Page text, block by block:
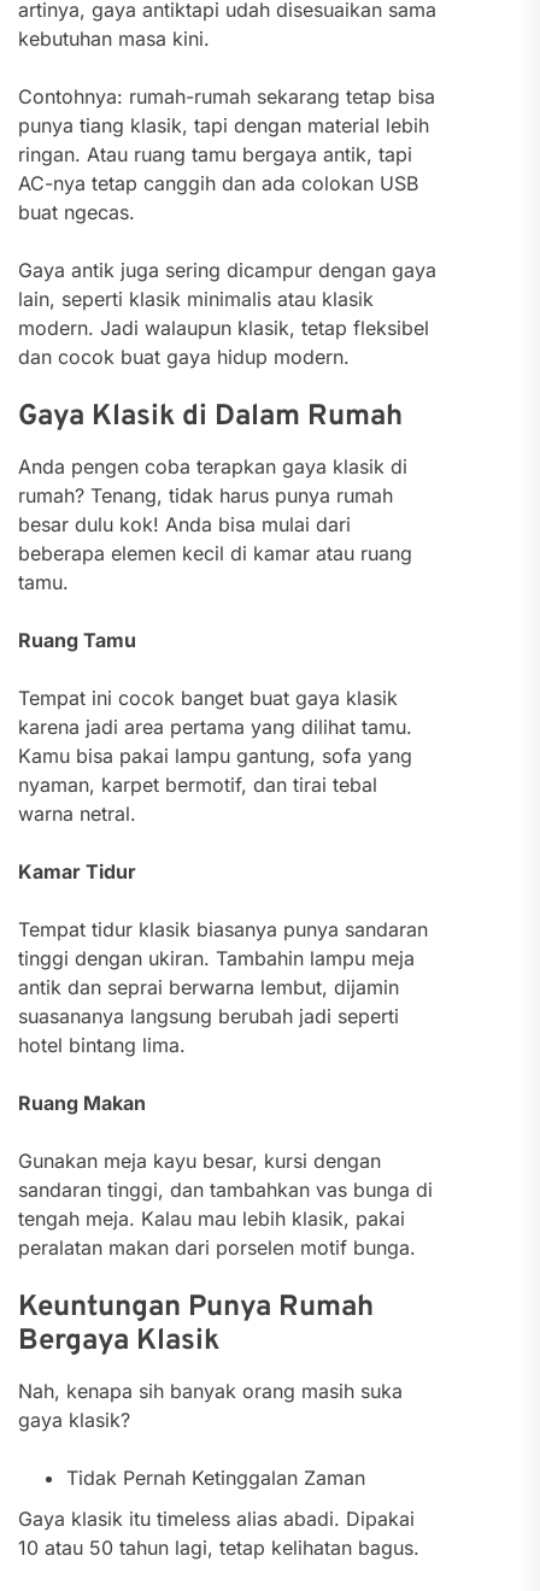
artinya, gaya antiktapi udah disesuaikan sama
kebutuhan masa kini.
Contohnya: rumah-rumah sekarang tetap bisa
punya tiang klasik, tapi dengan material lebih
ringan. Atau ruang tamu bergaya antik, tapi
AC-nya tetap canggih dan ada colokan USB
buat ngecas.
Gaya antik juga sering dicampur dengan gaya
lain, seperti klasik minimalis atau klasik
modern. Jadi walaupun klasik, tetap fleksibel
dan cocok buat gaya hidup modern.
Gaya Klasik di Dalam Rumah
Anda pengen coba terapkan gaya klasik di
rumah? Tenang, tidak harus punya rumah
besar dulu kok! Anda bisa mulai dari
beberapa elemen kecil di kamar atau ruang
tamu.
Ruang Tamu
Tempat ini cocok banget buat gaya klasik
karena jadi area pertama yang dilihat tamu.
Kamu bisa pakai lampu gantung, sofa yang
nyaman, karpet bermotif, dan tirai tebal
warna netral.
Kamar Tidur
Tempat tidur klasik biasanya punya sandaran
tinggi dengan ukiran. Tambahin lampu meja
antik dan seprai berwarna lembut, dijamin
suasananya langsung berubah jadi seperti
hotel bintang lima.
Ruang Makan
Gunakan meja kayu besar, kursi dengan
sandaran tinggi, dan tambahkan vas bunga di
tengah meja. Kalau mau lebih klasik, pakai
peralatan makan dari porselen motif bunga.
Keuntungan Punya Rumah
Bergaya Klasik
Nah, kenapa sih banyak orang masih suka
gaya klasik?
Tidak Pernah Ketinggalan Zaman
Gaya klasik itu timeless alias abadi. Dipakai
10 atau 50 tahun lagi, tetap kelihatan bagus.